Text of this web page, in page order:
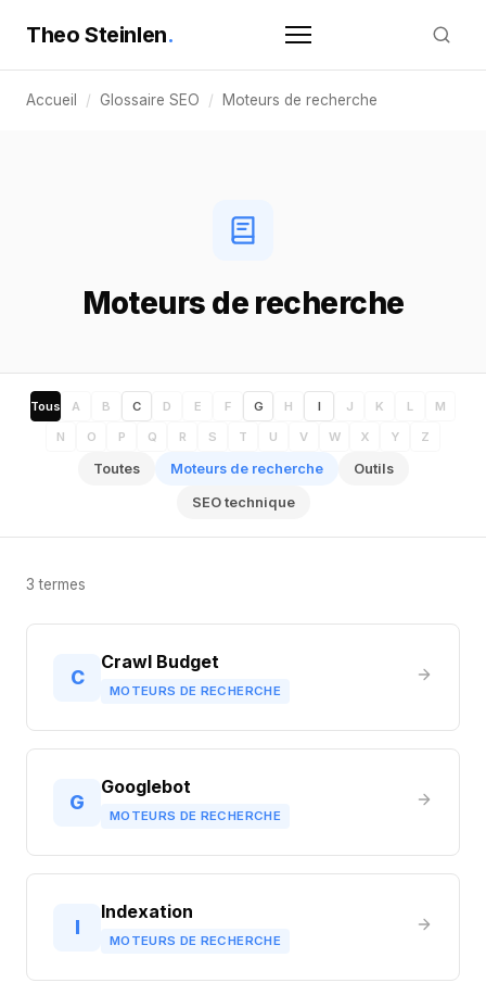
Theo Steinlen.
Accueil / Glossaire SEO / Moteurs de recherche
Moteurs de recherche
Tous A B C D E F G H I J K L
M
N
O P Q R S T U V W X Y Z
Toutes Moteurs de recherche Outils
SEO technique
3 termes
C
Crawl Budget
MOTEURS DE RECHERCHE
G
Googlebot
MOTEURS DE RECHERCHE
I
Indexation
MOTEURS DE RECHERCHE